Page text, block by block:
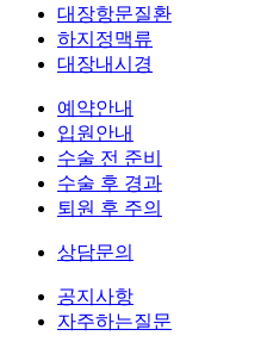
대장항문질환
하지정맥류
대장내시경
예약안내
입원안내
수술 전 준비
수술 후 경과
퇴원 후 주의
상담문의
공지사항
자주하는질문